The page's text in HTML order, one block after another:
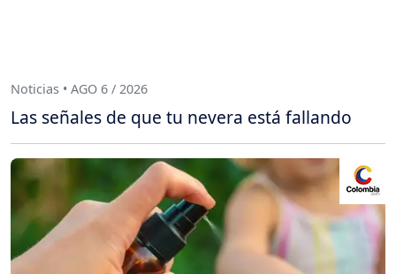
Noticias • AGO 6 / 2026
Las señales de que tu nevera está fallando